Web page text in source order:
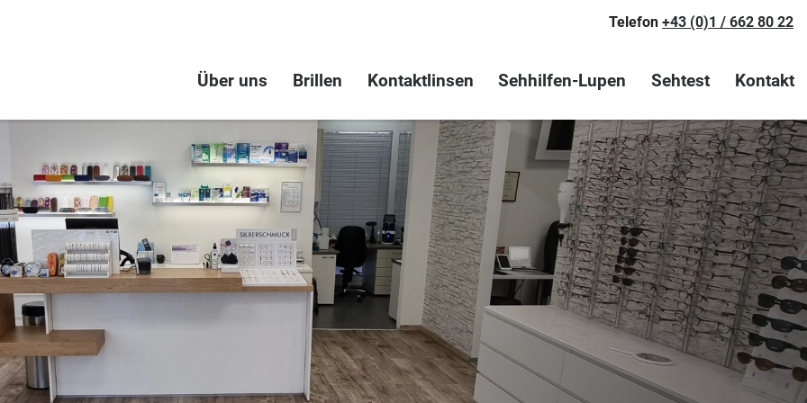
Telefon +43 (0)1 / 662 80 22
Über uns Brillen Kontaktlinsen Sehhilfen-Lupen Sehtest Kontakt